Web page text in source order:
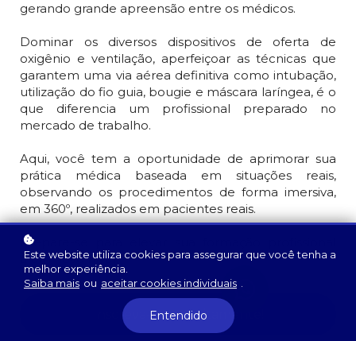
gerando grande apreensão entre os médicos.
Dominar os diversos dispositivos de oferta de
oxigênio e ventilação, aperfeiçoar as técnicas que
garantem uma via aérea definitiva como intubação,
utilização do fio guia, bougie e máscara laríngea, é o
que diferencia um profissional preparado no
mercado de trabalho.
Aqui, você tem a oportunidade de aprimorar sua
prática médica baseada em situações reais,
observando os procedimentos de forma imersiva,
em 360º, realizados em pacientes reais.
Prepare-se para elevar sua formação profissional
a um novo nível!
Inscreva-se gratuitamente!
Este website utiliza cookies para assegurar que você tenha a
melhor experiência.
Saiba mais ou aceitar cookies individuais
Entendido